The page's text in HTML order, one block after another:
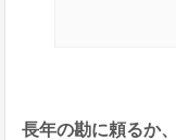
長年の勘に頼るか